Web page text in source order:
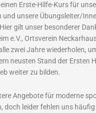
Erste-Hilfe-Kurs für
unsere Übungsleiter/
gilt unser besonderer
e.V., Ortsverein
zwei Jahre wiederholen,
neusten Stand der Ersten
weiter zu bilden.
Angebote für moderne
doch leider fehlen uns häufig